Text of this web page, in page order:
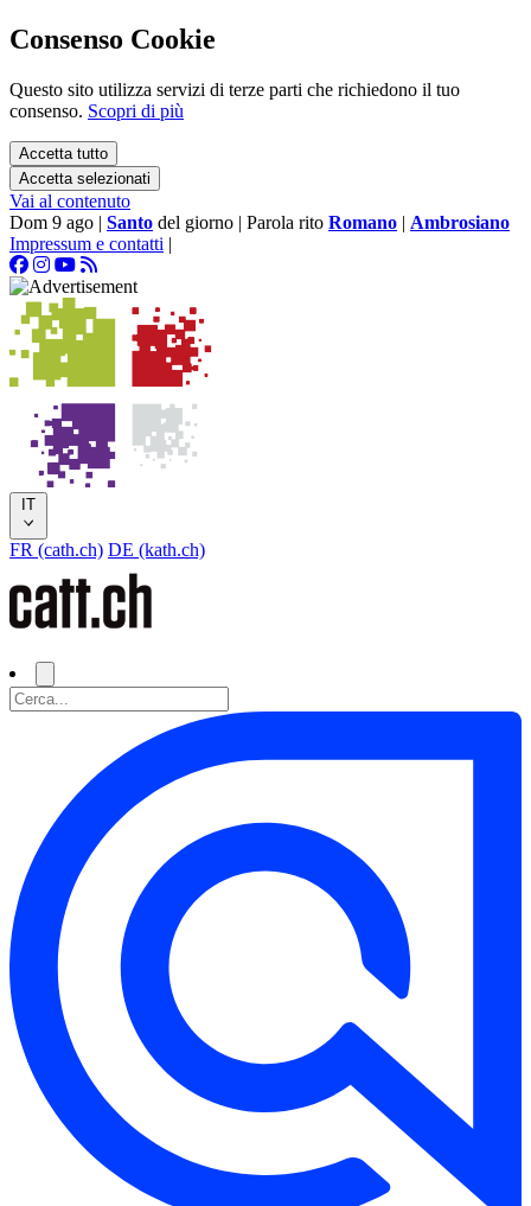
Consenso Cookie
Questo sito utilizza servizi di terze parti che richiedono il tuo
consenso. Scopri di più
Accetta tutto
Accetta selezionati
Vai al contenuto
Dom 9 ago | Santo del giorno | Parola rito Romano | Ambrosiano
Impressum e contatti |
IT
FR (cath.ch) DE (kath.ch)